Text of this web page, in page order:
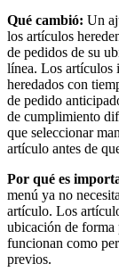
Square
Crea
Tarjetas
Photo
Descubrir
Qué cambió: Un
los artículos
de pedidos de su
línea. Los artículos
heredados con
de pedido
de cumplimiento
que seleccionar
artículo antes de
Por qué es
menú ya no
artículo. Los
ubicación de forma
funcionan como
previos.